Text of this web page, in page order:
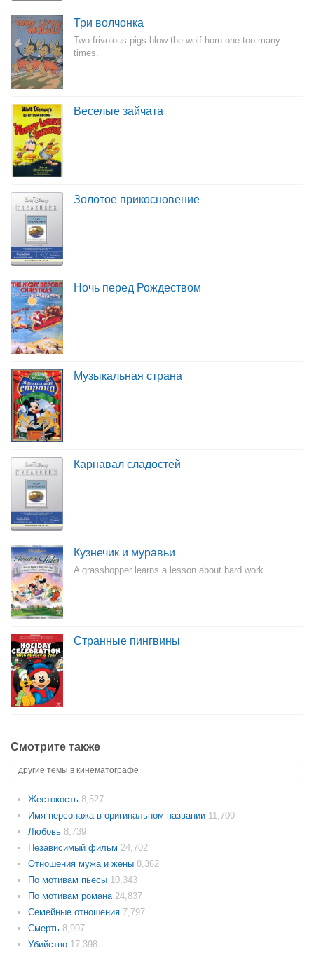
Три волчонка
Two frivolous pigs blow the wolf horn one too many
times.
Веселые зайчата
Золотое прикосновение
Ночь перед Рождеством
Музыкальная страна
Карнавал сладостей
Кузнечик и муравьи
A grasshopper learns a lesson about hard work.
Странные пингвины
Смотрите также
другие темы в кинематографе
Жестокость 8,527
Имя персонажа в оригинальном названии 11,700
Любовь 8,739
Независимый фильм 24,702
Отношения мужа и жены 8,362
По мотивам пьесы 10,343
По мотивам романа 24,837
Семейные отношения 7,797
Смерть 8,997
Убийство 17,398